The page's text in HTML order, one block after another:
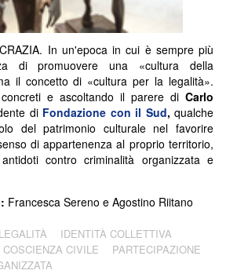
In un'epoca in cui è sempre più
di promuovere una «cultura della
il concetto di «cultura per la legalità».
e ascoltando il parere di Carlo
di Fondazione con il Sud,qualche
del patrimonio culturale nel favorire
di appartenenza al proprio territorio,
contro criminalità organizzata e
Francesca Sereno e Agostino Riitano
IDENTITÀ COLLETTIVA
COSCIENZA CIVILE
PARTECIPAZIONE